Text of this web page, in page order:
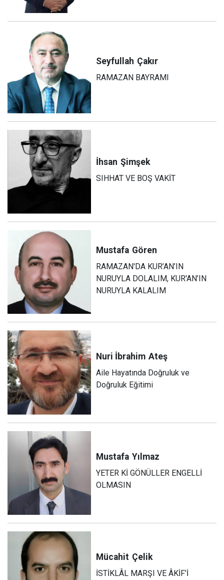
Seyfullah Çakır
RAMAZAN BAYRAMI
İhsan Şimşek
SIHHAT VE BOŞ VAKİT
Mustafa Gören
RAMAZAN'DA KUR’AN’IN
NURUYLA DOLALIM, KUR'AN’IN
NURUYLA KALALIM
Nuri İbrahim Ateş
Aile Hayatında Doğruluk ve
Doğruluk Eğitimi
Mustafa Yılmaz
YETER Kİ GÖNÜLLER ENGELLİ
OLMASIN
Mücahit Çelik
İSTİKLÂL MARŞI VE ÂKİF’İ